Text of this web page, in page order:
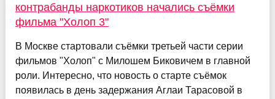
контрабанды наркотиков начались съёмки
фильма "Холоп 3"
В Москве стартовали съёмки третьей части серии
фильмов "Холоп" с Милошем Биковичем в главной
роли. Интересно, что новость о старте съёмок
появилась в день задержания Аглаи Тарасовой в